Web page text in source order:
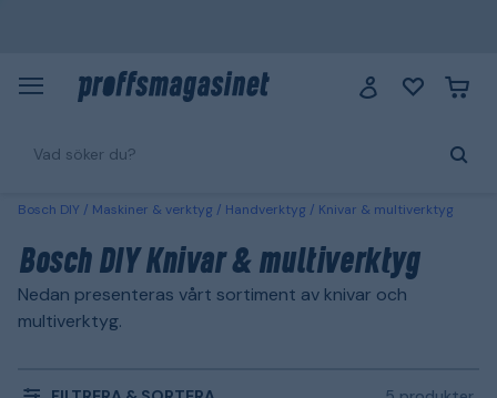
Bosch DIY Maskiner & verktyg Handverktyg Knivar & multiverktyg
Bosch DIY Knivar & multiverktyg
Nedan presenteras vårt sortiment av knivar och
multiverktyg.